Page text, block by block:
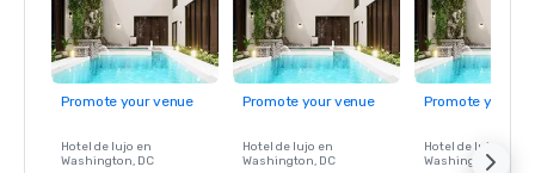
Promote your venue
Hotel de lujo en
Washington, DC
Promote your venue
Hotel de lujo en
Washington, DC
Promote your
Hotel de lujo en
Washington